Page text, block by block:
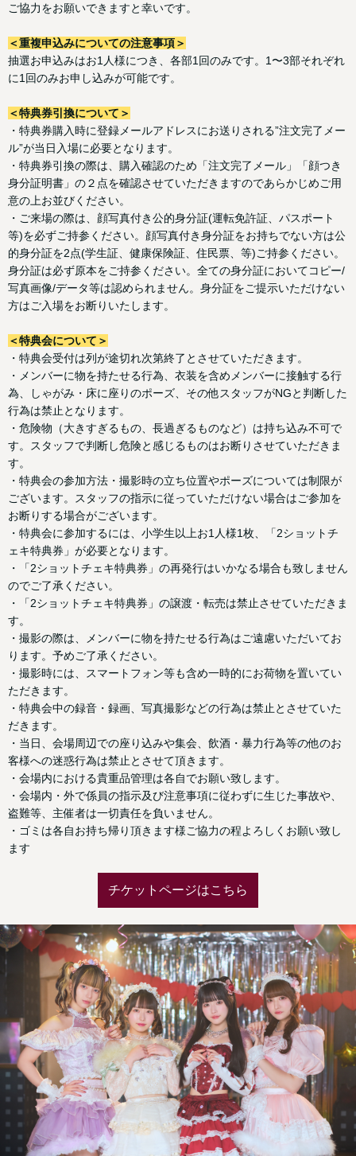
ご協力をお願いできますと幸いです。
＜重複申込みについての注意事項＞
抽選お申込みはお1人様につき、各部1回のみです。1〜3部それぞれ
に1回のみお申し込みが可能です。
＜特典券引換について＞
・特典券購入時に登録メールアドレスにお送りされる”注文完了メー
ル”が当日入場に必要となります。
・特典券引換の際は、購入確認のため「注文完了メール」「顔つき
身分証明書」の２点を確認させていただきますのであらかじめご用
意の上お並びください。
・ご来場の際は、顔写真付き公的身分証(運転免許証、パスポート
等)を必ずご持参ください。顔写真付き身分証をお持ちでない方は公
的身分証を2点(学生証、健康保険証、住⺠票、等)ご持参ください。
身分証は必ず原本をご持参ください。全ての身分証においてコピー/
写真画像/データ等は認められません。身分証をご提示いただけない
方はご入場をお断りいたします。
＜特典会について＞
・特典会受付は列が途切れ次第終了とさせていただきます。
・メンバーに物を持たせる行為、衣装を含めメンバーに接触する行
為、しゃがみ・床に座りのポーズ、その他スタッフがNGと判断した
行為は禁止となります。
・危険物（大きすぎるもの、長過ぎるものなど）は持ち込み不可で
す。スタッフで判断し危険と感じるものはお断りさせていただきま
す。
・特典会の参加方法・撮影時の立ち位置やポーズについては制限が
ございます。スタッフの指示に従っていただけない場合はご参加を
お断りする場合がございます。
・特典会に参加するには、小学生以上お1人様1枚、「2ショットチ
ェキ特典券」が必要となります。
・「2ショットチェキ特典券」の再発行はいかなる場合も致しません
のでご了承ください。
・「2ショットチェキ特典券」の譲渡・転売は禁止させていただきま
す。
・撮影の際は、メンバーに物を持たせる行為はご遠慮いただいてお
ります。予めご了承ください。
・撮影時には、スマートフォン等も含め一時的にお荷物を置いてい
ただきます。
・特典会中の録音・録画、写真撮影などの行為は禁止とさせていた
だきます。
・当日、会場周辺での座り込みや集会、飲酒・暴力行為等の他のお
客様への迷惑行為は禁止とさせて頂きます。
・会場内における貴重品管理は各自でお願い致します。
・会場内・外で係員の指示及び注意事項に従わずに生じた事故や、
盗難等、主催者は一切責任を負いません。
・ゴミは各自お持ち帰り頂きます様ご協力の程よろしくお願い致し
ます
チケットページはこちら